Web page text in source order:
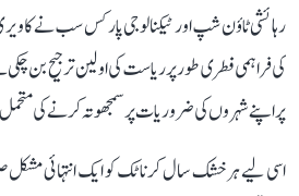
رہائشی ٹاؤن شپ اور ٹیکنالوجی پارکس سب نے کاویری
کی فراہمی فطری طور پر ریاست کی اولین ترجیح بن
پر اپنے شہروں کی ضروریات پر سمجھوتہ کرنے کی
اسی لیے ہر خشک سال کرناٹک کو ایک انتہائی